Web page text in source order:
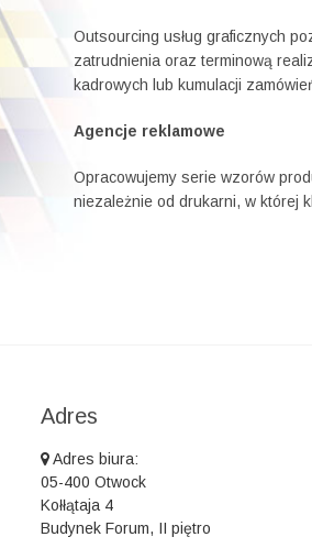
Outsourcing usług graficznych
zatrudnienia oraz terminową
kadrowych lub kumulacji
Agencje reklamowe
Opracowujemy serie wzorów
niezależnie od drukarni, w której
Adres
Adres biura:
05-400 Otwock
Kołłątaja 4
Budynek Forum, II piętro